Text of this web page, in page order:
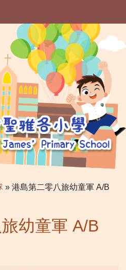
» 港島第二零八旅幼童軍 A/B
幼童軍 A/B